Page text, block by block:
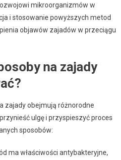
mikroorganizmów w
i stosowanie powyższych metod
objawów zajadów w przeciągu
na zajady
zajady obejmują różnorodne
ulgę i przyspieszyć proces
sposobów:
ma właściwości antybakteryjne,